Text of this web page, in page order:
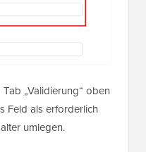
„Validierung“ oben
Feld als erforderlich
umlegen.